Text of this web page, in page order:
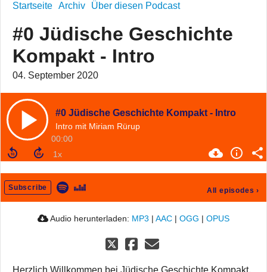
Startseite Archiv Über diesen Podcast
#0 Jüdische Geschichte
Kompakt - Intro
04. September 2020
#0 Jüdische Geschichte Kompakt - Intro
Intro mit Miriam Rürup
00:00
Subscribe All episodes ›
Audio herunterladen: MP3 | AAC | OGG | OPUS
Herzlich Willkommen bei Jüdische Geschichte Kompakt.